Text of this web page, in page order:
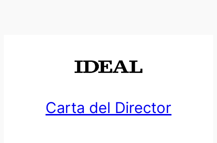
Carta del Director